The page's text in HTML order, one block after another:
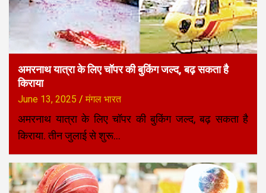
अमरनाथ यात्रा के लिए चॉपर की बुकिंग जल्द, बढ़ सकता है
किराया
June 13, 2025 मंगल भारत
अमरनाथ यात्रा के लिए चॉपर की बुकिंग जल्द, बढ़ सकता है
किराया. तीन जुलाई से शुरू…